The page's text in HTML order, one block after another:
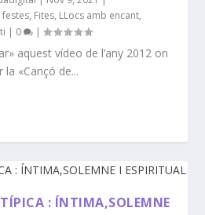
festes, Fites, LLocs amb encant,
| 0 |
aquest vídeo de l’any 2012 on
«Cançó de...
: ÍNTIMA,SOLEMNE